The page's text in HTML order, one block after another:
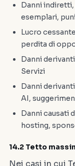
Danni
esemplari,
Lucro
perdita di
Danni
Servizi
Danni
AI,
Danni causati
hosting,
14.2 Tetto
Nei casi in cui